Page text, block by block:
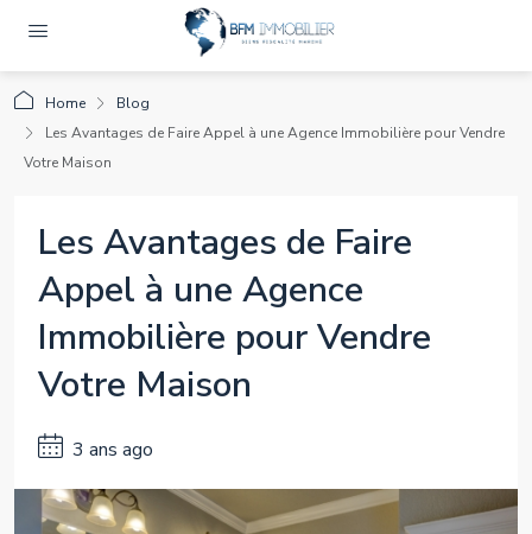
Home
Blog
Les Avantages de Faire Appel à une Agence Immobilière pour Vendre
Votre Maison
Les Avantages de Faire
Appel à une Agence
Immobilière pour Vendre
Votre Maison
3 ans ago